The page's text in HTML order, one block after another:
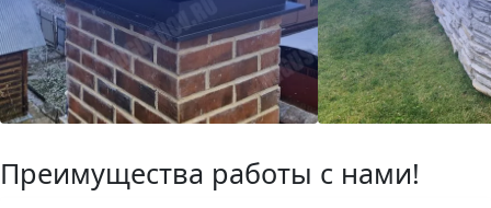
Преимущества работы с нами!